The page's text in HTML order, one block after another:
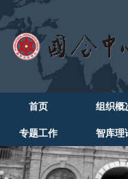
首页 组织概
专题工作 智库理